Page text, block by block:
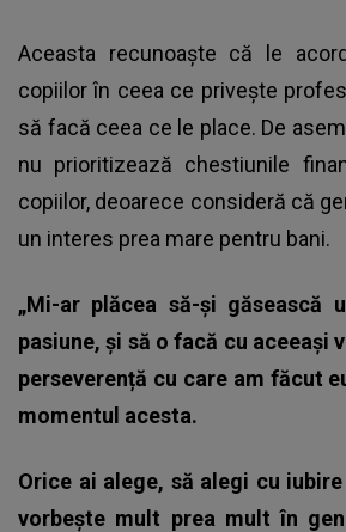
Aceasta recunoaște că le
copiilor în ceea ce privește
să facă ceea ce le place. De
nu prioritizează chestiunile
copiilor, deoarece consideră că
un interes prea mare pentru bani.
„Mi-ar plăcea să-și găsească
pasiune, și să o facă cu aceeași
perseverență cu care am făcut
momentul acesta.
Orice ai alege, să alegi cu
vorbește mult prea mult în